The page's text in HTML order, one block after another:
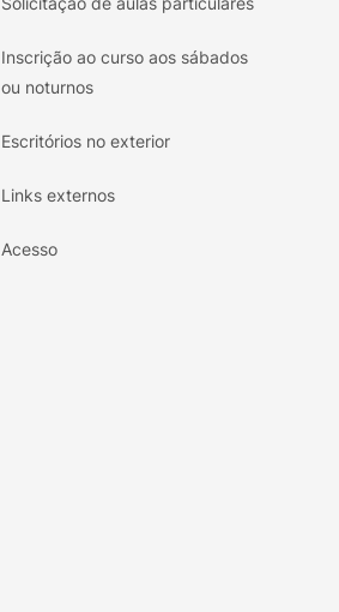
Inscrição ao curso aos sábados
ou noturnos
Escritórios no exterior
Links externos
Acesso